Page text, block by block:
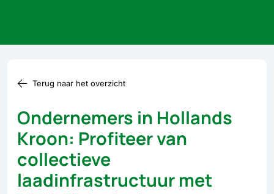
Terug naar het overzicht
Ondernemers in Hollands
Kroon: Profiteer van
collectieve
laadinfrastructuur met